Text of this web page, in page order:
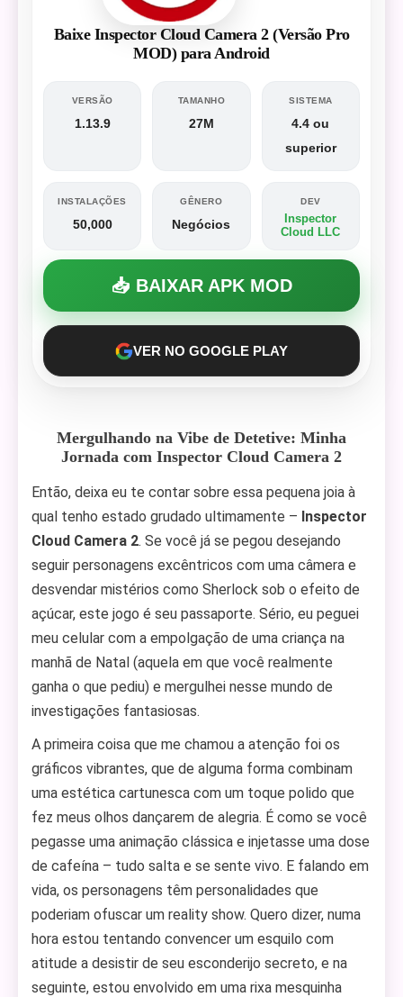
Baixe Inspector Cloud Camera 2 (Versão Pro
MOD) para Android
VERSÃO
1.13.9
TAMANHO
27M
SISTEMA
4.4 ou
superior
INSTALAÇÕES
50,000
GÊNERO
Negócios
DEV
Inspector
Cloud LLC
📥 BAIXAR APK MOD
VER NO GOOGLE PLAY
Mergulhando na Vibe de Detetive: Minha
Jornada com Inspector Cloud Camera 2
Então, deixa eu te contar sobre essa pequena joia à
qual tenho estado grudado ultimamente – Inspector
Cloud Camera 2. Se você já se pegou desejando
seguir personagens excêntricos com uma câmera e
desvendar mistérios como Sherlock sob o efeito de
açúcar, este jogo é seu passaporte. Sério, eu peguei
meu celular com a empolgação de uma criança na
manhã de Natal (aquela em que você realmente
ganha o que pediu) e mergulhei nesse mundo de
investigações fantasiosas.
A primeira coisa que me chamou a atenção foi os
gráficos vibrantes, que de alguma forma combinam
uma estética cartunesca com um toque polido que
fez meus olhos dançarem de alegria. É como se você
pegasse uma animação clássica e injetasse uma dose
de cafeína – tudo salta e se sente vivo. E falando em
vida, os personagens têm personalidades que
poderiam ofuscar um reality show. Quero dizer, numa
hora estou tentando convencer um esquilo com
atitude a desistir de seu esconderijo secreto, e na
seguinte, estou envolvido em uma rixa mesquinha